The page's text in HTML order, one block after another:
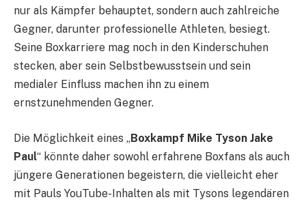
nur als Kämpfer behauptet, sondern auch zahlreiche
Gegner, darunter professionelle Athleten, besiegt.
Seine Boxkarriere mag noch in den Kinderschuhen
stecken, aber sein Selbstbewusstsein und sein
medialer Einfluss machen ihn zu einem
ernstzunehmenden Gegner.
Die Möglichkeit eines „Boxkampf Mike Tyson Jake
Paul“ könnte daher sowohl erfahrene Boxfans als auch
jüngere Generationen begeistern, die vielleicht eher
mit Pauls YouTube-Inhalten als mit Tysons legendären